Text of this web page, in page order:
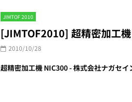
JIMTOF 2010
[JIMTOF2010] 超精密加工
2010/10/28
超精密加工機 NIC300 - 株式会社ナガセ